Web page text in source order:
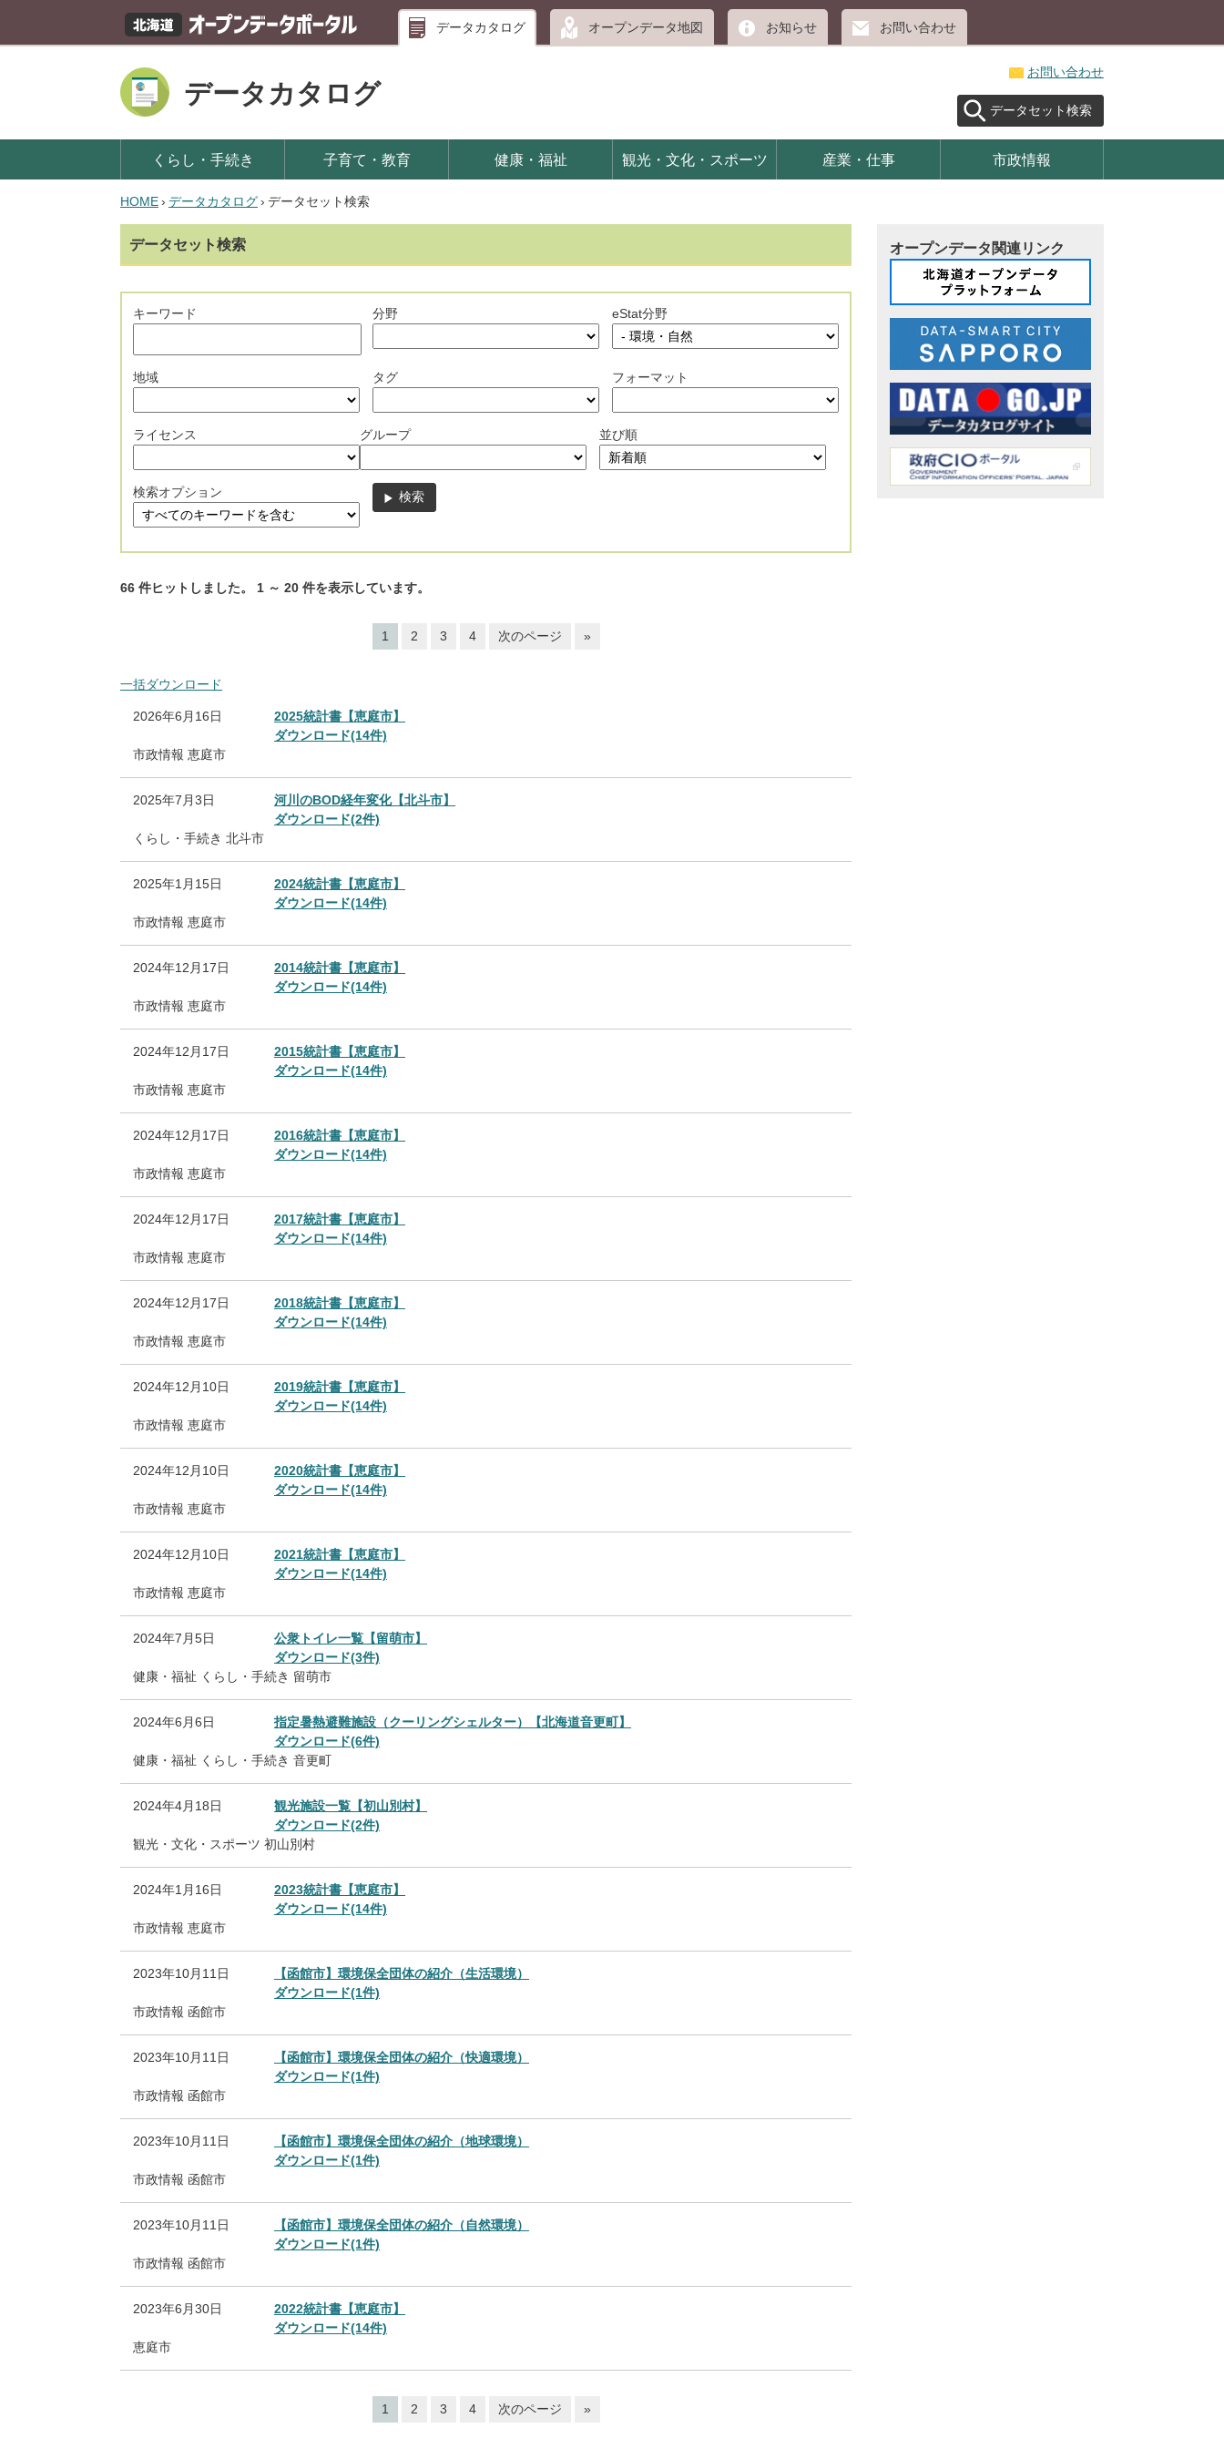
データカタログ オープンデータ地図 お知らせ お問い合わせ
データカタログ
お問い合わせ
データセット検索
くらし・手続き 子育て・教育 健康・福祉 観光・文化・スポーツ 産業・仕事 市政情報
HOME› データカタログ› データセット検索
データセット検索
キーワード 分野 eStat分野
地域 タグ フォーマット
ライセンス グループ 並び順
検索オプション
66 件ヒットしました。 1 ～ 20 件を表示しています。
1 2 3 4 次のページ »
一括ダウンロード
2026年6月16日
2025統計書【恵庭市】
ダウンロード(14件)
市政情報 恵庭市
2025年7月3日
河川のBOD経年変化【北斗市】
ダウンロード(2件)
くらし・手続き 北斗市
2025年1月15日
2024統計書【恵庭市】
ダウンロード(14件)
市政情報 恵庭市
2024年12月17日
2014統計書【恵庭市】
ダウンロード(14件)
市政情報 恵庭市
2024年12月17日
2015統計書【恵庭市】
ダウンロード(14件)
市政情報 恵庭市
2024年12月17日
2016統計書【恵庭市】
ダウンロード(14件)
市政情報 恵庭市
2024年12月17日
2017統計書【恵庭市】
ダウンロード(14件)
市政情報 恵庭市
2024年12月17日
2018統計書【恵庭市】
ダウンロード(14件)
市政情報 恵庭市
2024年12月10日
2019統計書【恵庭市】
ダウンロード(14件)
市政情報 恵庭市
2024年12月10日
2020統計書【恵庭市】
ダウンロード(14件)
市政情報 恵庭市
2024年12月10日
2021統計書【恵庭市】
ダウンロード(14件)
市政情報 恵庭市
2024年7月5日
公衆トイレ一覧【留萌市】
ダウンロード(3件)
健康・福祉 くらし・手続き 留萌市
2024年6月6日
指定暑熱避難施設（クーリングシェルター）【北海道音更町】
ダウンロード(6件)
健康・福祉 くらし・手続き 音更町
2024年4月18日
観光施設一覧【初山別村】
ダウンロード(2件)
観光・文化・スポーツ 初山別村
2024年1月16日
2023統計書【恵庭市】
ダウンロード(14件)
市政情報 恵庭市
2023年10月11日
【函館市】環境保全団体の紹介（生活環境）
ダウンロード(1件)
市政情報 函館市
2023年10月11日
【函館市】環境保全団体の紹介（快適環境）
ダウンロード(1件)
市政情報 函館市
2023年10月11日
【函館市】環境保全団体の紹介（地球環境）
ダウンロード(1件)
市政情報 函館市
2023年10月11日
【函館市】環境保全団体の紹介（自然環境）
ダウンロード(1件)
市政情報 函館市
2023年6月30日
2022統計書【恵庭市】
ダウンロード(14件)
恵庭市
1 2 3 4 次のページ »
オープンデータ関連リンク